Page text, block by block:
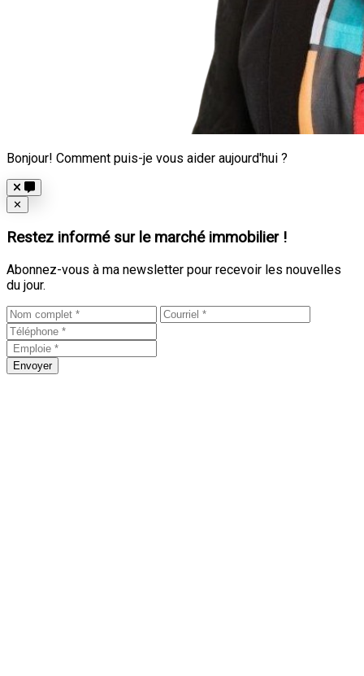
Bonjour! Comment puis-je vous aider aujourd'hui ?
Close
✕
Restez informé sur le marché immobilier !
Abonnez-vous à ma newsletter pour recevoir les nouvelles
du jour.
Envoyer